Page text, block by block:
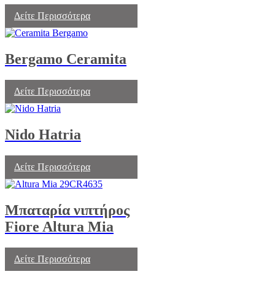
Δείτε Περισσότερα
Bergamo Ceramita
Δείτε Περισσότερα
Nido Hatria
Δείτε Περισσότερα
Μπαταρία νιπτήρος
Fiore Altura Mia
Δείτε Περισσότερα